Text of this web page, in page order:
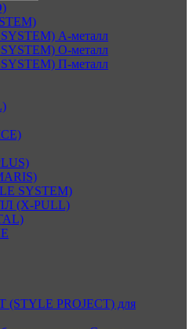
А-металл
О-металл
П-металл
SYSTEM)
(X-PULL)
PROJECT) для